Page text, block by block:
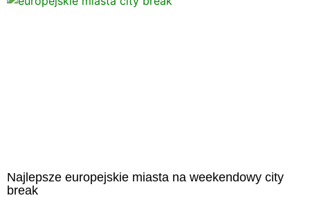
Najlepsze europejskie miasta na weekendowy city
break